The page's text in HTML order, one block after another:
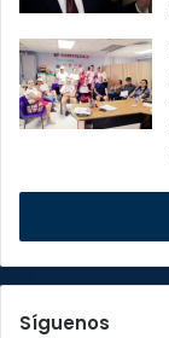
Síguenos